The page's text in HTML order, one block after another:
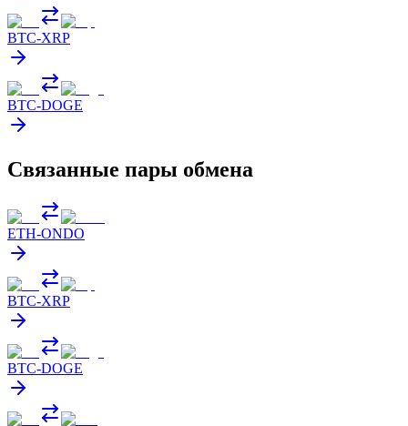
BTC-XRP
BTC-DOGE
Связанные пары обмена
ETH-ONDO
BTC-XRP
BTC-DOGE